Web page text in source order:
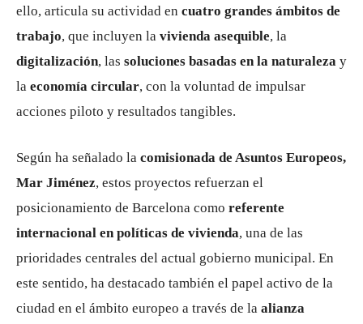
ello, articula su actividad en cuatro grandes ámbitos de
trabajo, que incluyen la vivienda asequible, la
digitalización, las soluciones basadas en la naturaleza y
la economía circular, con la voluntad de impulsar
acciones piloto y resultados tangibles.
Según ha señalado la comisionada de Asuntos Europeos,
Mar Jiménez, estos proyectos refuerzan el
posicionamiento de Barcelona como referente
internacional en políticas de vivienda, una de las
prioridades centrales del actual gobierno municipal. En
este sentido, ha destacado también el papel activo de la
ciudad en el ámbito europeo a través de la alianza